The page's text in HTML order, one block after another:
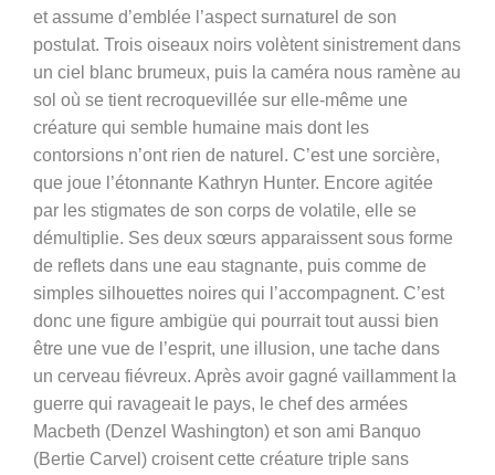
et assume d’emblée l’aspect surnaturel de son
postulat. Trois oiseaux noirs volètent sinistrement dans
un ciel blanc brumeux, puis la caméra nous ramène au
sol où se tient recroquevillée sur elle-même une
créature qui semble humaine mais dont les
contorsions n’ont rien de naturel. C’est une sorcière,
que joue l’étonnante Kathryn Hunter. Encore agitée
par les stigmates de son corps de volatile, elle se
démultiplie. Ses deux sœurs apparaissent sous forme
de reflets dans une eau stagnante, puis comme de
simples silhouettes noires qui l’accompagnent. C’est
donc une figure ambigüe qui pourrait tout aussi bien
être une vue de l’esprit, une illusion, une tache dans
un cerveau fiévreux. Après avoir gagné vaillamment la
guerre qui ravageait le pays, le chef des armées
Macbeth (Denzel Washington) et son ami Banquo
(Bertie Carvel) croisent cette créature triple sans